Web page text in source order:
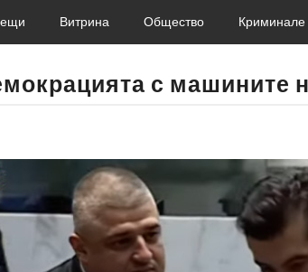
Витрина Общество Криминале
с машините